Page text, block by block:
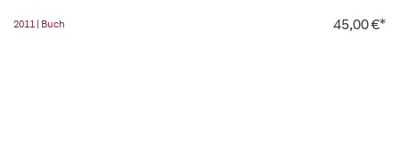
2011 | Buch 45,00 €*